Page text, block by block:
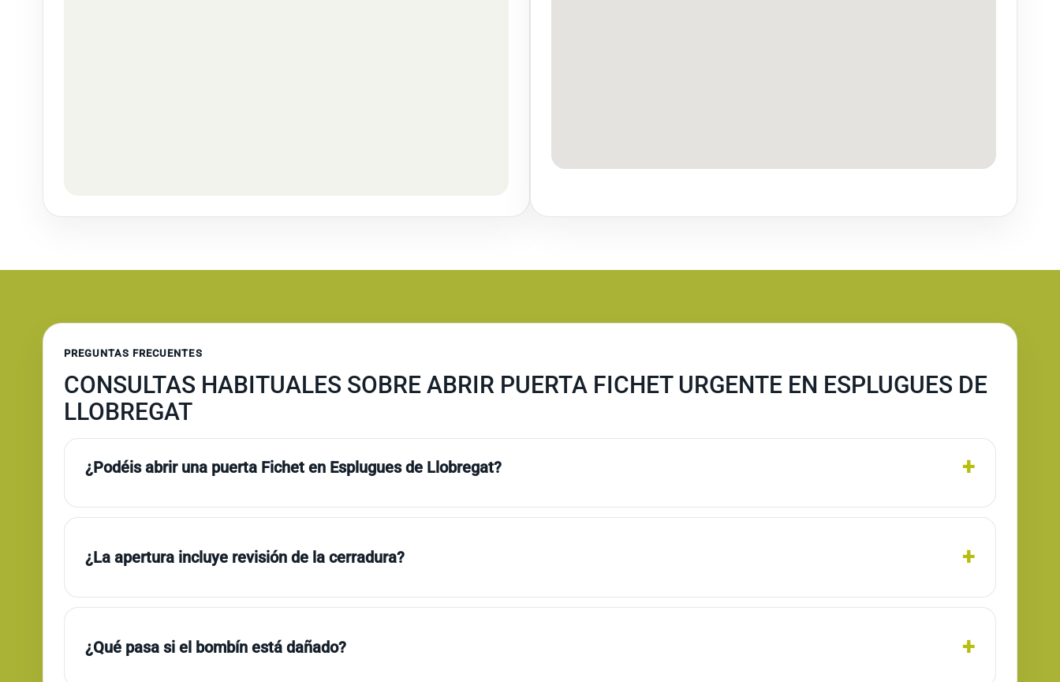
PREGUNTAS FRECUENTES
CONSULTAS HABITUALES SOBRE ABRIR PUERTA FICHET URGENTE EN ESPLUGUES DE
LLOBREGAT
¿Podéis abrir una puerta Fichet en Esplugues de Llobregat?
¿La apertura incluye revisión de la cerradura?
¿Qué pasa si el bombín está dañado?